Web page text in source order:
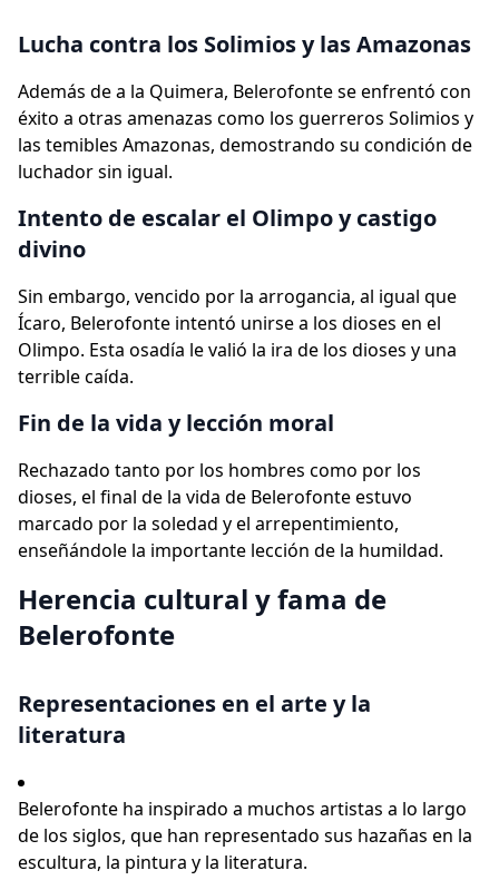
Lucha contra los Solimios y las Amazonas
Además de a la Quimera, Belerofonte se enfrentó con
éxito a otras amenazas como los guerreros Solimios y
las temibles Amazonas, demostrando su condición de
luchador sin igual.
Intento de escalar el Olimpo y castigo
divino
Sin embargo, vencido por la arrogancia, al igual que
Ícaro, Belerofonte intentó unirse a los dioses en el
Olimpo. Esta osadía le valió la ira de los dioses y una
terrible caída.
Fin de la vida y lección moral
Rechazado tanto por los hombres como por los
dioses, el final de la vida de Belerofonte estuvo
marcado por la soledad y el arrepentimiento,
enseñándole la importante lección de la humildad.
Herencia cultural y fama de
Belerofonte
Representaciones en el arte y la
literatura
Belerofonte ha inspirado a muchos artistas a lo largo
de los siglos, que han representado sus hazañas en la
escultura, la pintura y la literatura.